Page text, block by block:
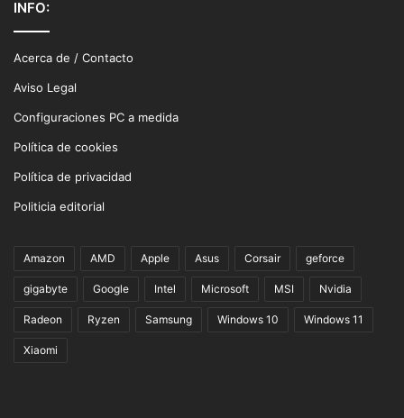
INFO:
Acerca de / Contacto
Aviso Legal
Configuraciones PC a medida
Política de cookies
Política de privacidad
Politicia editorial
Amazon AMD Apple Asus Corsair geforce
gigabyte Google Intel Microsoft MSI Nvidia
Radeon Ryzen Samsung Windows 10 Windows 11
Xiaomi